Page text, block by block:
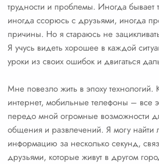
трудности и проблемы. Иногда бывает
иногда ссорюсь с друзьями, иногда
причины. Но я стараюсь не
Я учусь видеть хорошее в каждой
уроки из своих ошибок и двигаться
Мне повезло жить в эпоху технологий.
интернет, мобильные телефоны – все
передо мной огромные возможности
общения и развлечений. Я могу найти
информацию за несколько секунд,
друзьями, которые живут в другом